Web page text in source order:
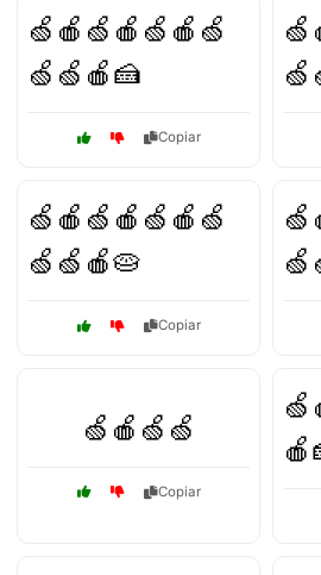
🍏🍎🍏🍎🍏🍎🍏
🍏🍏🍎🍰
Copiar
🍏🍎🍏🍎🍏🍎🍏
🍏🍏🍎🥧
Copiar
🍏🍎🍏🍏
Copiar